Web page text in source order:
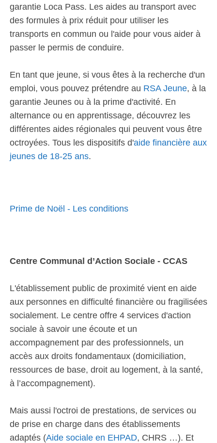
garantie Loca Pass. Les aides au transport avec
des formules à prix réduit pour utiliser les
transports en commun ou l'aide pour vous aider à
passer le permis de conduire.
En tant que jeune, si vous êtes à la recherche d'un
emploi, vous pouvez prétendre au RSA Jeune, à la
garantie Jeunes ou à la prime d'activité. En
alternance ou en apprentissage, découvrez les
différentes aides régionales qui peuvent vous être
octroyées. Tous les dispositifs d'aide financière aux
jeunes de 18-25 ans.
Prime de Noël - Les conditions
Centre Communal d’Action Sociale - CCAS
L'établissement public de proximité vient en aide
aux personnes en difficulté financière ou fragilisées
socialement. Le centre offre 4 services d'action
sociale à savoir une écoute et un
accompagnement par des professionnels, un
accès aux droits fondamentaux (domiciliation,
ressources de base, droit au logement, à la santé,
à l’accompagnement).
Mais aussi l'octroi de prestations, de services ou
de prise en charge dans des établissements
adaptés (Aide sociale en EHPAD, CHRS …). Et